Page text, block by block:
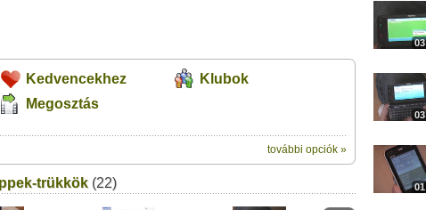
Kedvencekhez
Klubok
Megosztás
további opciók »
lehetőségek" című videótipp
trükkök (22)